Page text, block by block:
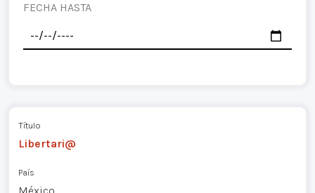
FECHA HASTA
Título
Libertari@
País